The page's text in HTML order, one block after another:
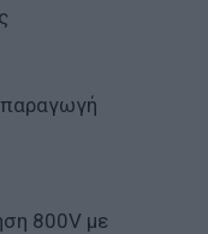
παραγωγή
800V με